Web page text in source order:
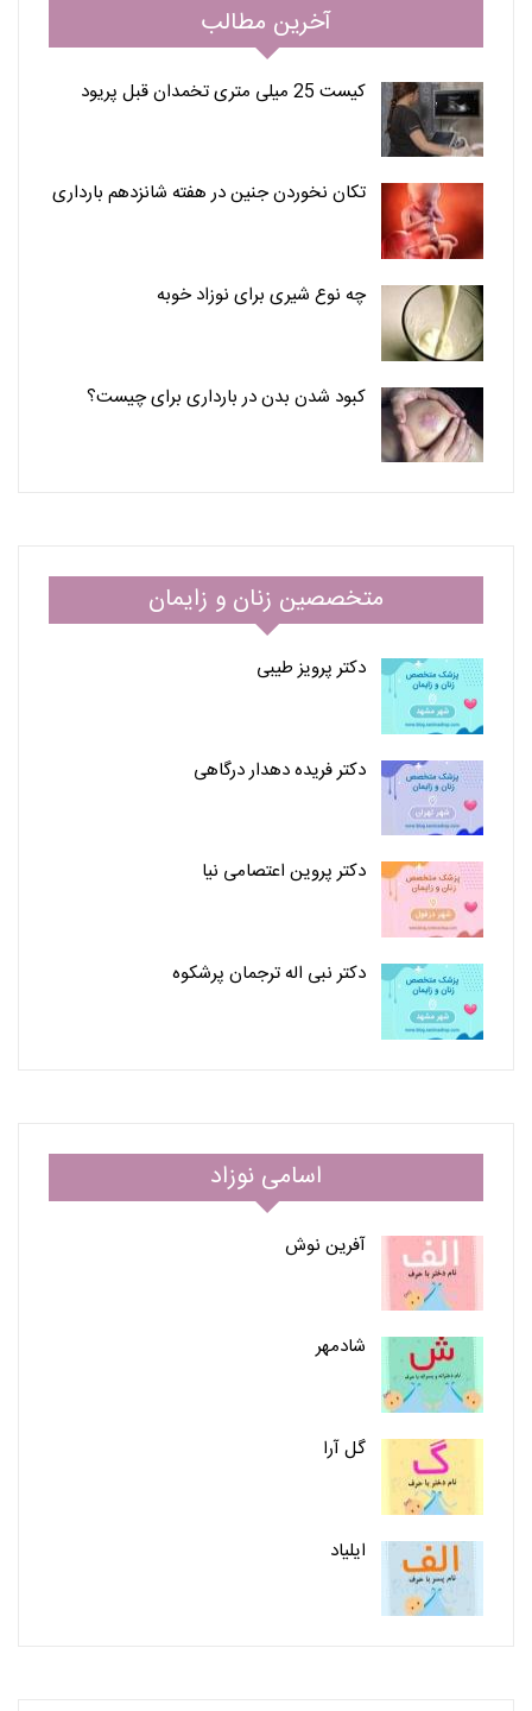
آخرین مطالب
کیست 25 میلی متری تخمدان قبل پریود
تکان نخوردن جنین در هفته شانزدهم بارداری
چه نوع شیری برای نوزاد خوبه
کبود شدن بدن در بارداری برای چیست؟
متخصصین زنان و زایمان
دکتر پرویز طیبی
دکتر فریده دهدار درگاهی
دکتر پروین اعتصامی نیا
دکتر نبی اله ترجمان پرشکوه
اسامی نوزاد
آفرین نوش
شادمهر
گل آرا
ایلیاد